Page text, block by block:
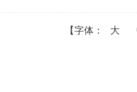
【字体： 大